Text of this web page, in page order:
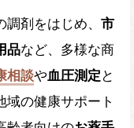
調剤をはじめ、 市
品など、多様な商
相談や血圧測定 と
域の健康サポート